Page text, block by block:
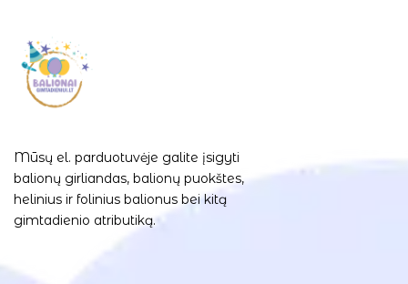
Mūsų el. parduotuvėje galite įsigyti
balionų girliandas, balionų puokštes,
helinius ir folinius balionus bei kitą
gimtadienio atributiką.